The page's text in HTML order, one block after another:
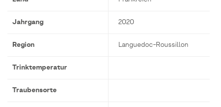
Jahrgang 2020
Region Languedoc-Roussillon
Trinktemperatur
Traubensorte